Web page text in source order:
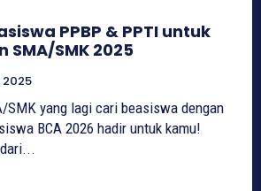
PPBP & PPTI untuk
SMA/SMK 2025
2025
SMK yang lagi cari beasiswa dengan
BCA 2026 hadir untuk kamu!